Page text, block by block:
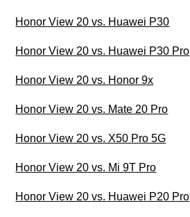
Honor View 20 vs. Huawei P30
Honor View 20 vs. Huawei P30 Pro
Honor View 20 vs. Honor 9x
Honor View 20 vs. Mate 20 Pro
Honor View 20 vs. X50 Pro 5G
Honor View 20 vs. Mi 9T Pro
Honor View 20 vs. Huawei P20 Pro